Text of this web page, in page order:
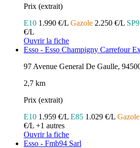
Prix (extrait)
E10 1.990 €/L Gazole 2.250 €/L
€/L
Ouvrir la fiche
Esso - Esso Champigny Carrefour
97 Avenue General De Gaulle,
2,7 km
Prix (extrait)
E10 1.959 €/L E85 1.029 €/L Gazole
€/L +1 autres
Ouvrir la fiche
Esso - Fmb94 Sarl